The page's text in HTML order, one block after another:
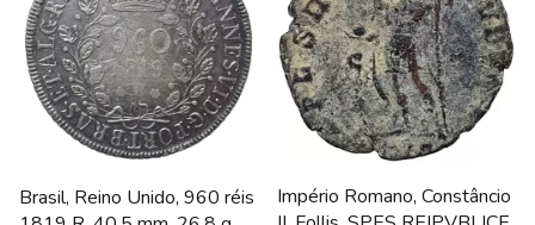
Brasil, Reino Unido, 960 réis
Império Romano, Constâncio